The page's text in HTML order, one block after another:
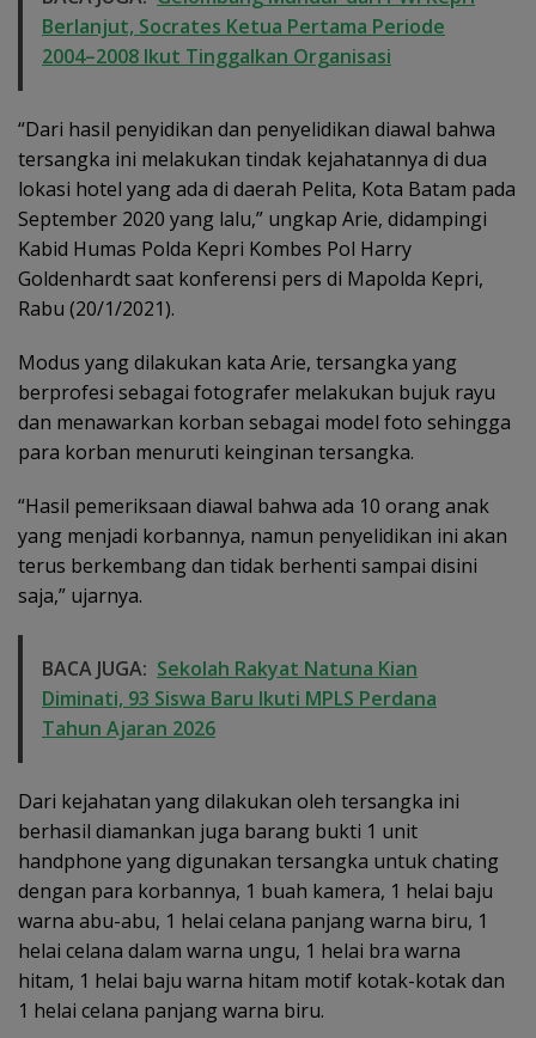
Berlanjut, Socrates Ketua Pertama Periode
2004–2008 Ikut Tinggalkan Organisasi
“Dari hasil penyidikan dan penyelidikan diawal bahwa
tersangka ini melakukan tindak kejahatannya di dua
lokasi hotel yang ada di daerah Pelita, Kota Batam pada
September 2020 yang lalu,” ungkap Arie, didampingi
Kabid Humas Polda Kepri Kombes Pol Harry
Goldenhardt saat konferensi pers di Mapolda Kepri,
Rabu (20/1/2021).
Modus yang dilakukan kata Arie, tersangka yang
berprofesi sebagai fotografer melakukan bujuk rayu
dan menawarkan korban sebagai model foto sehingga
para korban menuruti keinginan tersangka.
“Hasil pemeriksaan diawal bahwa ada 10 orang anak
yang menjadi korbannya, namun penyelidikan ini akan
terus berkembang dan tidak berhenti sampai disini
saja,” ujarnya.
BACA JUGA: Sekolah Rakyat Natuna Kian
Diminati, 93 Siswa Baru Ikuti MPLS Perdana
Tahun Ajaran 2026
Dari kejahatan yang dilakukan oleh tersangka ini
berhasil diamankan juga barang bukti 1 unit
handphone yang digunakan tersangka untuk chating
dengan para korbannya, 1 buah kamera, 1 helai baju
warna abu-abu, 1 helai celana panjang warna biru, 1
helai celana dalam warna ungu, 1 helai bra warna
hitam, 1 helai baju warna hitam motif kotak-kotak dan
1 helai celana panjang warna biru.